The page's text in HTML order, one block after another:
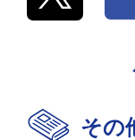
その